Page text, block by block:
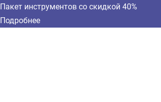
Пакет инструментов со скидкой 40%
Подробнее